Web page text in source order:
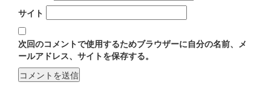
サイト
次回のコメントで使用するためブラウザーに自分の名前、メ
ールアドレス、サイトを保存する。